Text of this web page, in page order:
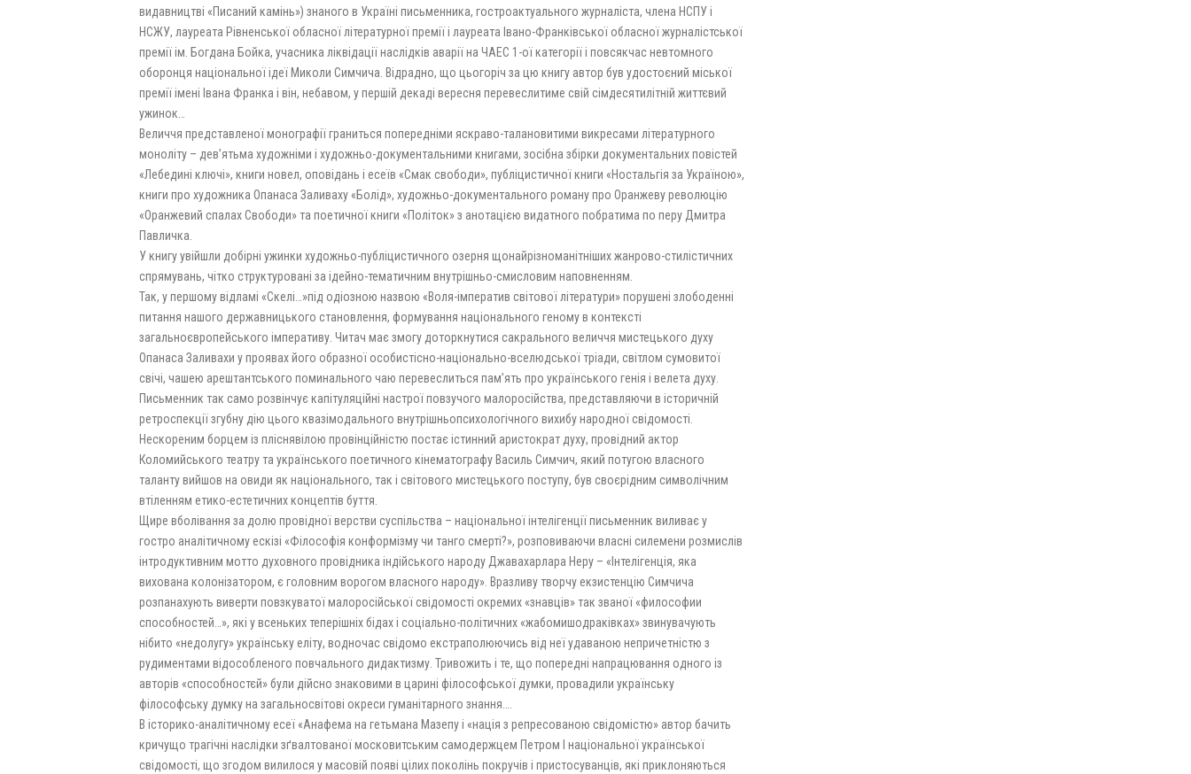
видавництві «Писаний камінь») знаного в Україні письменника, гостроактуального журналіста, члена НСПУ і
НСЖУ, лауреата Рівненської обласної літературної премії і лауреата Івано-Франківської обласної журналістської
премії ім. Богдана Бойка, учасника ліквідації наслідків аварії на ЧАЕС 1-ої категорії і повсякчас невтомного
оборонця національної ідеї Миколи Симчича. Відрадно, що цьогоріч за цю книгу автор був удостоєний міської
премії імені Івана Франка і він, небавом, у першій декаді вересня перевеслитиме свій сімдесятилітній життєвий
ужинок…
Величчя представленої монографії граниться попередніми яскраво-талановитими викресами літературного
моноліту – дев’ятьма художніми і художньо-документальними книгами, зосібна збірки документальних повістей
«Лебедині ключі», книги новел, оповідань і есеїв «Смак свободи», публіцистичної книги «Ностальгія за Україною»,
книги про художника Опанаса Заливаху «Болід», художньо-документального роману про Оранжеву революцію
«Оранжевий спалах Свободи» та поетичної книги «Політок» з анотацією видатного побратима по перу Дмитра
Павличка.
У книгу увійшли добірні ужинки художньо-публіцистичного озерня щонайрізноманітніших жанрово-стилістичних
спрямувань, чітко структуровані за ідейно-тематичним внутрішньо-смисловим наповненням.
Так, у першому відламі «Скелі…»під одіозною назвою «Воля-імператив світової літератури» порушені злободенні
питання нашого державницького становлення, формування національного геному в контексті
загальноєвропейського імперативу. Читач має змогу доторкнутися сакрального величчя мистецького духу
Опанаса Заливахи у проявах його образної особистісно-національно-вселюдської тріади, світлом сумовитої
свічі, чашею арештантського поминального чаю перевеслиться пам’ять про українського генія і велета духу.
Письменник так само розвінчує капітуляційні настрої повзучого малоросійства, представляючи в історичній
ретроспекції згубну дію цього квазімодального внутрішньопсихологічного вихибу народної свідомості.
Нескореним борцем із пліснявілою провінційністю постає істинний аристократ духу, провідний актор
Коломийського театру та українського поетичного кінематографу Василь Симчич, який потугою власного
таланту вийшов на овиди як національного, так і світового мистецького поступу, був своєрідним символічним
втіленням етико-естетичних концептів буття.
Щире вболівання за долю провідної верстви суспільства – національної інтелігенції письменник виливає у
гостро аналітичному ескізі «Філософія конформізму чи танго смерті?», розповиваючи власні силемени розмислів
інтродуктивним мотто духовного провідника індійського народу Джавахарлара Неру – «Інтелігенція, яка
вихована колонізатором, є головним ворогом власного народу». Вразливу творчу екзистенцію Симчича
розпанахують виверти повзкуватої малоросійської свідомості окремих «знавців» так званої «философии
способностей…», які у всеньких теперішніх бідах і соціально-політичних «жабомишодраківках» звинувачують
нібито «недолугу» українську еліту, водночас свідомо екстраполюючись від неї удаваною непричетністю з
рудиментами відособленого повчального дидактизму. Тривожить і те, що попередні напрацювання одного із
авторів «способностєй» були дійсно знаковими в царині філософської думки, провадили українську
філософську думку на загальносвітові окреси гуманітарного знання….
В історико-аналітичному есеї «Анафема на гетьмана Мазепу і «нація з репресованою свідомістю» автор бачить
кричущо трагічні наслідки зґвалтованої московитським самодержцем Петром I національної української
свідомості, що згодом вилилося у масовій появі цілих поколінь покручів і пристосуванців, які приклоняються